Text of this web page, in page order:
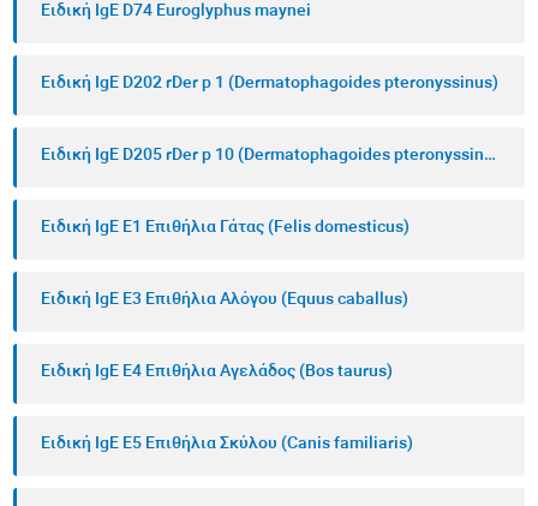
Ειδική IgE D74 Euroglyphus maynei
Ειδική IgE D202 rDer p 1 (Dermatophagoides pteronyssinus)
Ειδική IgE D205 rDer p 10 (Dermatophagoides pteronyssinus)
Ειδική IgE E1 Επιθήλια Γάτας (Felis domesticus)
Ειδική IgE E3 Επιθήλια Αλόγου (Equus caballus)
Ειδική IgE E4 Επιθήλια Αγελάδος (Bos taurus)
Ειδική IgE E5 Επιθήλια Σκύλου (Canis familiaris)